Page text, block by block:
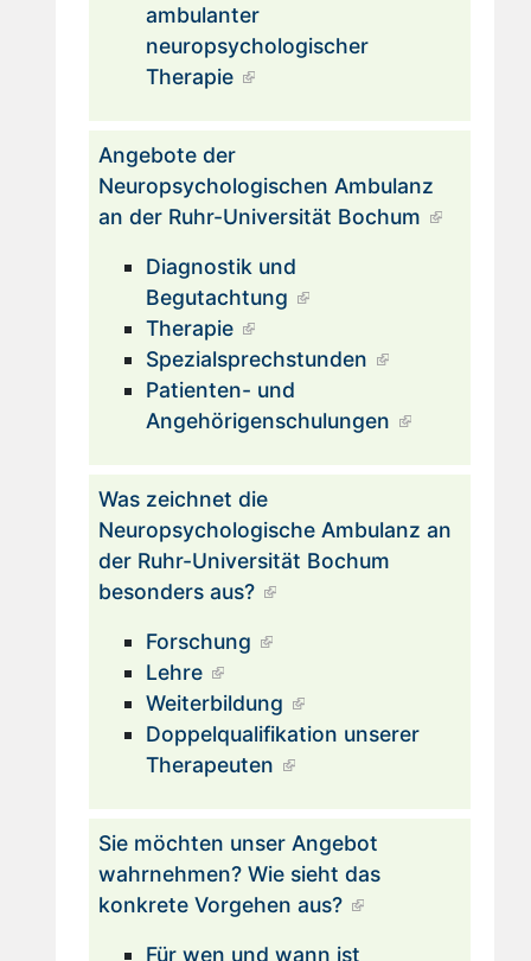
ambulanter
neuropsychologischer
Therapie
Angebote der
Neuropsychologischen Ambulanz
an der Ruhr-Universität Bochum
Diagnostik und
Begutachtung
Therapie
Spezialsprechstunden
Patienten- und
Angehörigenschulungen
Was zeichnet die
Neuropsychologische Ambulanz an
der Ruhr-Universität Bochum
besonders aus?
Forschung
Lehre
Weiterbildung
Doppelqualifikation unserer
Therapeuten
Sie möchten unser Angebot
wahrnehmen? Wie sieht das
konkrete Vorgehen aus?
Für wen und wann ist